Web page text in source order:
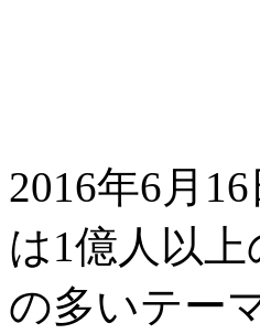
2016年6月
は1億人以
の多いテー